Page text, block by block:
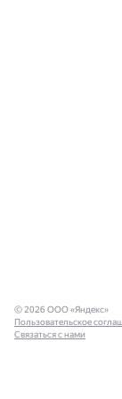
© 2026 ООО «Яндекс»
Пользовательское
Связаться с нами